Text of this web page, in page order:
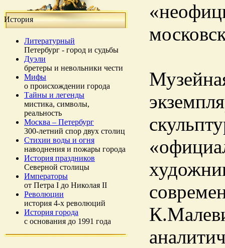
История
Литературный
Петербург - город и судьбы
Дуэли
бретеры и невольники чести
Мифы
о происхождении города
Тайны и легенды
мистика, символы,
реальность
Москва – Петербург
300-летний спор двух столиц
Стихии воды и огня
наводнения и пожары города
История праздников
Северной столицы
Императоры
от Петра I до Николая II
Революции
история 4-х революций
История города
с основания до 1991 года